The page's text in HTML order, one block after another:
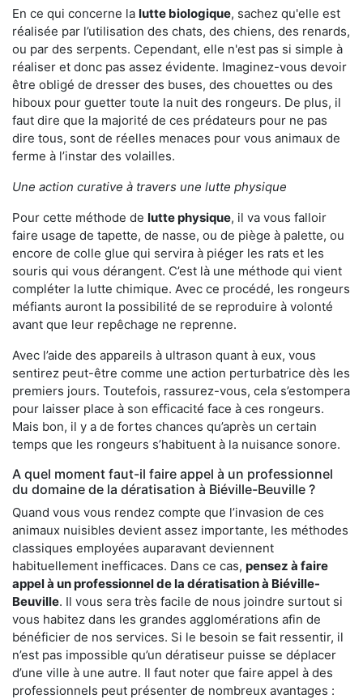
En ce qui concerne la lutte biologique, sachez qu'elle est
réalisée par l’utilisation des chats, des chiens, des renards,
ou par des serpents. Cependant, elle n'est pas si simple à
réaliser et donc pas assez évidente. Imaginez-vous devoir
être obligé de dresser des buses, des chouettes ou des
hiboux pour guetter toute la nuit des rongeurs. De plus, il
faut dire que la majorité de ces prédateurs pour ne pas
dire tous, sont de réelles menaces pour vous animaux de
ferme à l’instar des volailles.
Une action curative à travers une lutte physique
Pour cette méthode de lutte physique, il va vous falloir
faire usage de tapette, de nasse, ou de piège à palette, ou
encore de colle glue qui servira à piéger les rats et les
souris qui vous dérangent. C’est là une méthode qui vient
compléter la lutte chimique. Avec ce procédé, les rongeurs
méfiants auront la possibilité de se reproduire à volonté
avant que leur repêchage ne reprenne.
Avec l’aide des appareils à ultrason quant à eux, vous
sentirez peut-être comme une action perturbatrice dès les
premiers jours. Toutefois, rassurez-vous, cela s’estompera
pour laisser place à son efficacité face à ces rongeurs.
Mais bon, il y a de fortes chances qu’après un certain
temps que les rongeurs s’habituent à la nuisance sonore.
A quel moment faut-il faire appel à un professionnel
du domaine de la dératisation à Biéville-Beuville ?
Quand vous vous rendez compte que l’invasion de ces
animaux nuisibles devient assez importante, les méthodes
classiques employées auparavant deviennent
habituellement inefficaces. Dans ce cas, pensez à faire
appel à un professionnel de la dératisation à Biéville-
Beuville. Il vous sera très facile de nous joindre surtout si
vous habitez dans les grandes agglomérations afin de
bénéficier de nos services. Si le besoin se fait ressentir, il
n’est pas impossible qu’un dératiseur puisse se déplacer
d’une ville à une autre. Il faut noter que faire appel à des
professionnels peut présenter de nombreux avantages :